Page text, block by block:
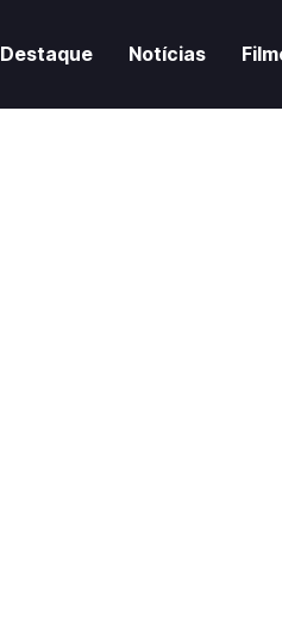
Destaque Notícias